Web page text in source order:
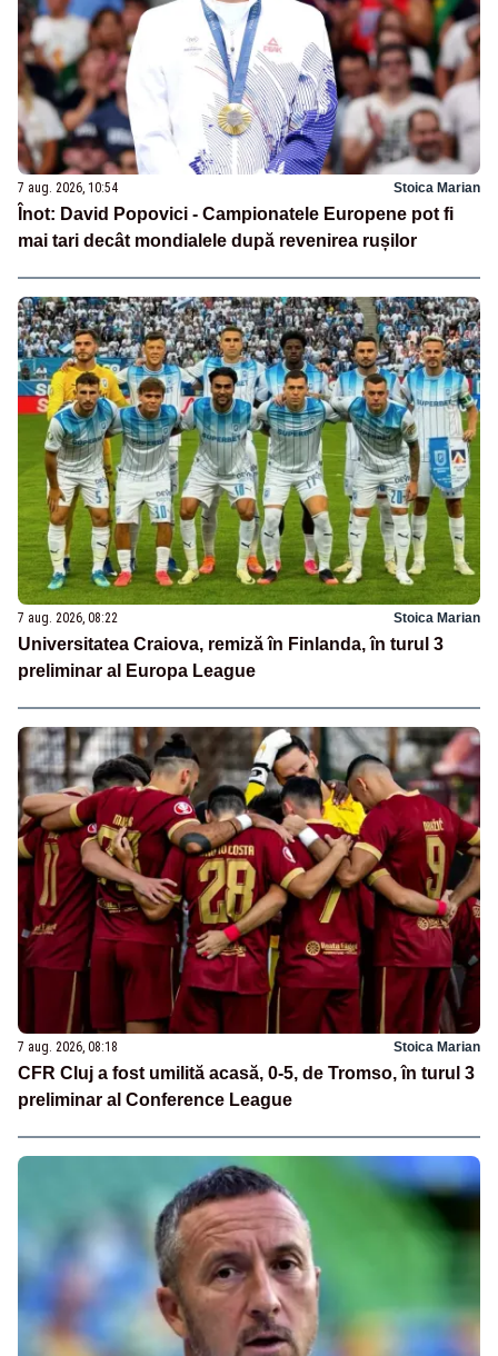
7 aug. 2026, 10:54 Stoica Marian
Înot: David Popovici - Campionatele Europene pot fi
mai tari decât mondialele după revenirea rușilor
7 aug. 2026, 08:22 Stoica Marian
Universitatea Craiova, remiză în Finlanda, în turul 3
preliminar al Europa League
7 aug. 2026, 08:18 Stoica Marian
CFR Cluj a fost umilită acasă, 0-5, de Tromso, în turul 3
preliminar al Conference League